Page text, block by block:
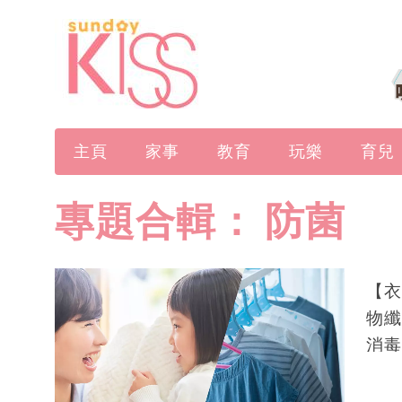
主頁 家事 教育 玩樂 育兒
專題合輯： 防菌
【
物
消